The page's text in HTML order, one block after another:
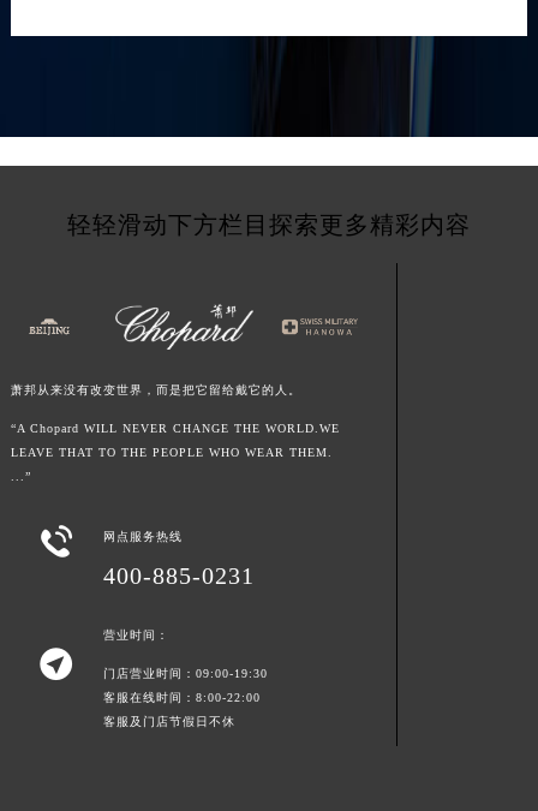
轻轻滑动下方栏目探索更多精彩内容
萧邦从来没有改变世界，而是把它留给戴它的人。
“A Chopard WILL NEVER CHANGE THE WORLD.WE
LEAVE THAT TO THE PEOPLE WHO WEAR THEM.
...”
 网点服务热线
400-885-0231

营业时间：
门店营业时间：09:00-19:30
客服在线时间：8:00-22:00
客服及门店节假日不休